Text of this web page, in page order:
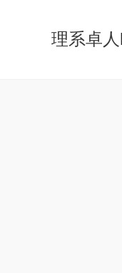
理系卓